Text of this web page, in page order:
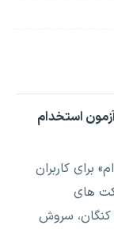
کتبی آزمون استخدام
برای کاربران
های
کنگان، سروش